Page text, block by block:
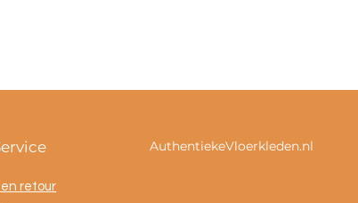
retour
AuthentiekeVloerkleden.nl